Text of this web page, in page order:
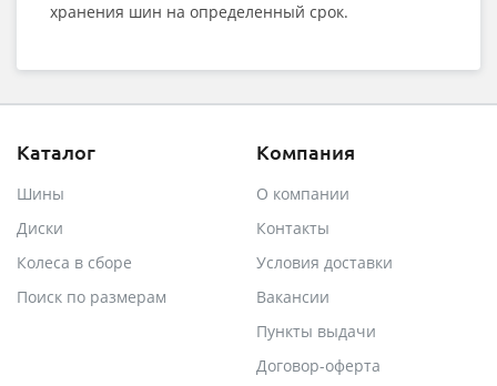
хранения шин на определенный срок.
Каталог
Шины
Диски
Колеса в сборе
Поиск по размерам
Компания
О компании
Контакты
Условия доставки
Вакансии
Пункты выдачи
Договор-оферта